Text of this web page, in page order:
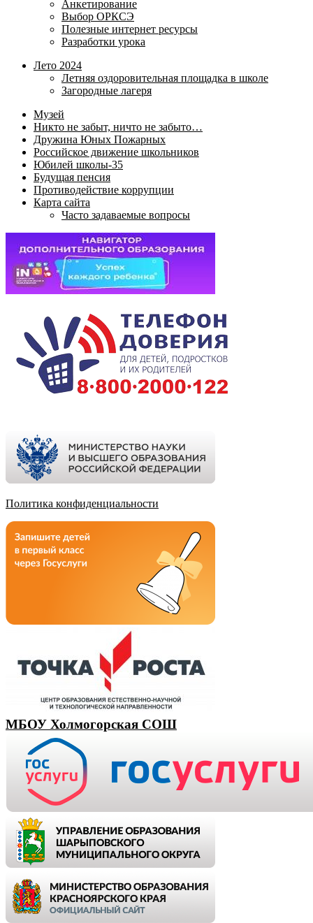
Анкетирование
Выбор ОРКСЭ
Полезные интернет ресурсы
Разработки урока
Лето 2024
Летняя оздоровительная площадка в школе
Загородные лагеря
Музей
Никто не забыт, ничто не забыто…
Дружина Юных Пожарных
Российское движение школьников
Юбилей школы-35
Будущая пенсия
Противодействие коррупции
Карта сайта
Часто задаваемые вопросы
Политика конфиденциальности
МБОУ Холмогорская СОШ